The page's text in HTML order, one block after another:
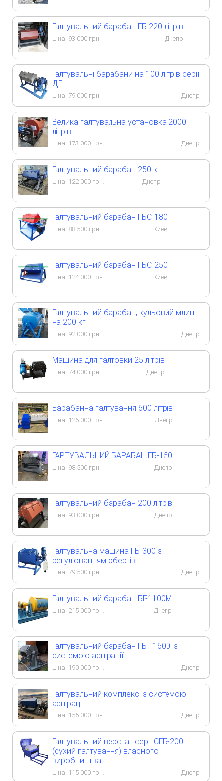
Галтувальний барабан ГБ 220 літрів
Ціна: 93 000 грн. Днепр
Галтувальні барабани на 100 літрів серії
ДГ
Ціна: 79 000 грн. Днепр
Велика галтувальна установка 2000
літрів
Ціна: 173 000 грн. Днепр
Галтувальний барабан 250 кг
Ціна: 122 000 грн. Днепр
Галтувальний барабан ГБС-180
Ціна: 88 500 грн. Киев
Галтувальний барабан ГБС-250
Ціна: 124 000 грн. Киев
Галтувальний барабан, кульовий млин
на 200 кг
Ціна: 92 000 грн. Днепр
Машина для галтовки 25 літрів
Ціна: 74 000 грн. Днепр
Барабанна галтування 600 літрів
Ціна: 126 000 грн. Днепр
ГАРТУВАЛЬНИЙ БАРАБАН ГБ-150
Ціна: 98 500 грн. Днепр
Галтувальний барабан 200 літрів
Ціна: 93 000 грн. Днепр
Галтувальна машина ГБ-300 з
регулюванням обертів
Ціна: 79 500 грн. Днепр
Галтувальний барабан БГ-1100М
Ціна: 215 000 грн. Днепр
Галтувальний барабан ГБТ-1600 із
системою аспірації
Ціна: 190 000 грн. Днепр
Галтувальний комплекс із системою
аспірації
Ціна: 155 000 грн. Днепр
Галтувальний верстат серії СГБ-200
(сухий галтування) власного
виробництва
Ціна: 115 000 грн. Днепр